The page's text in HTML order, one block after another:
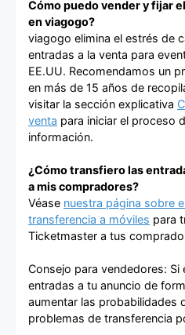
Cómo puedo vender y fijar
en viagogo?
viagogo elimina el estrés de
entradas a la venta para
EE.UU. Recomendamos un
en más de 15 años de
visitar la sección explicativa
venta para iniciar el proceso
información.
¿Cómo transfiero las
a mis compradores?
Véase nuestra página sobre
transferencia a móviles para
Ticketmaster a tus
Consejo para vendedores: Si
entradas a tu anuncio de
aumentar las probabilidades
problemas de transferencia